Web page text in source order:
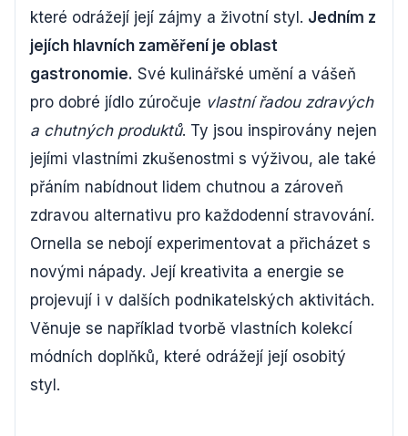
které odrážejí její zájmy a životní styl. Jedním z
jejích hlavních zaměření je oblast
gastronomie. Své kulinářské umění a vášeň
pro dobré jídlo zúročuje vlastní řadou zdravých
a chutných produktů. Ty jsou inspirovány nejen
jejími vlastními zkušenostmi s výživou, ale také
přáním nabídnout lidem chutnou a zároveň
zdravou alternativu pro každodenní stravování.
Ornella se nebojí experimentovat a přicházet s
novými nápady. Její kreativita a energie se
projevují i v dalších podnikatelských aktivitách.
Věnuje se například tvorbě vlastních kolekcí
módních doplňků, které odrážejí její osobitý
styl.